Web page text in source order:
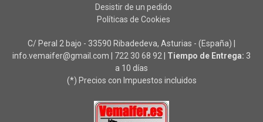
Desistir de un pedido
Políticas de Cookies
C/ Peral 2 bajo - 33590 Ribadedeva, Asturias - (España) |
info.vemaifer@gmail.com | 722 30 68 92 Tiempo de Entrega: 3
a 10 días
(*) Precios con Impuestos incluidos